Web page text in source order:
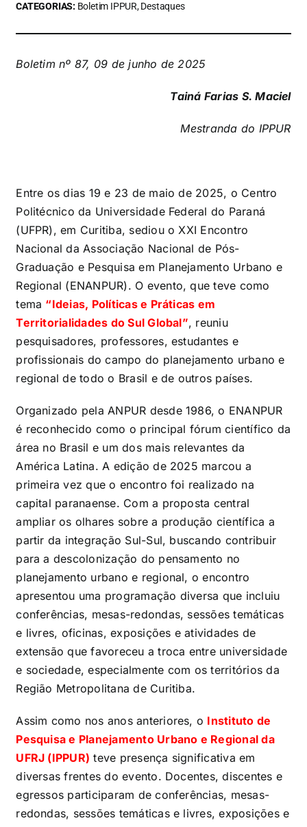
CATEGORIAS: Boletim IPPUR, Destaques
Boletim nº 87, 09 de junho de 2025
Tainá Farias S. Maciel
Mestranda do IPPUR
Entre os dias 19 e 23 de maio de 2025, o Centro
Politécnico da Universidade Federal do Paraná
(UFPR), em Curitiba, sediou o XXI Encontro
Nacional da Associação Nacional de Pós-
Graduação e Pesquisa em Planejamento Urbano e
Regional (ENANPUR). O evento, que teve como
tema “Ideias, Políticas e Práticas em
Territorialidades do Sul Global”, reuniu
pesquisadores, professores, estudantes e
profissionais do campo do planejamento urbano e
regional de todo o Brasil e de outros países.
Organizado pela ANPUR desde 1986, o ENANPUR
é reconhecido como o principal fórum científico da
área no Brasil e um dos mais relevantes da
América Latina. A edição de 2025 marcou a
primeira vez que o encontro foi realizado na
capital paranaense. Com a proposta central
ampliar os olhares sobre a produção científica a
partir da integração Sul-Sul, buscando contribuir
para a descolonização do pensamento no
planejamento urbano e regional, o encontro
apresentou uma programação diversa que incluiu
conferências, mesas-redondas, sessões temáticas
e livres, oficinas, exposições e atividades de
extensão que favoreceu a troca entre universidade
e sociedade, especialmente com os territórios da
Região Metropolitana de Curitiba.
Assim como nos anos anteriores, o Instituto de
Pesquisa e Planejamento Urbano e Regional da
UFRJ (IPPUR) teve presença significativa em
diversas frentes do evento. Docentes, discentes e
egressos participaram de conferências, mesas-
redondas, sessões temáticas e livres, exposições e